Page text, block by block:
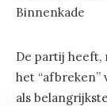
Binnenkade
De partij heeft,
het “afbreken”
als